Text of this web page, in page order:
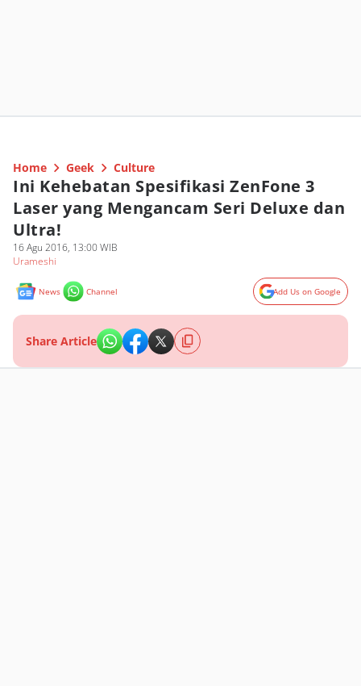
Home Geek Culture
Ini Kehebatan Spesifikasi ZenFone 3
Laser yang Mengancam Seri Deluxe dan
Ultra!
16 Agu 2016, 13:00 WIB
Urameshi
News Channel Add Us on Google
Share Article